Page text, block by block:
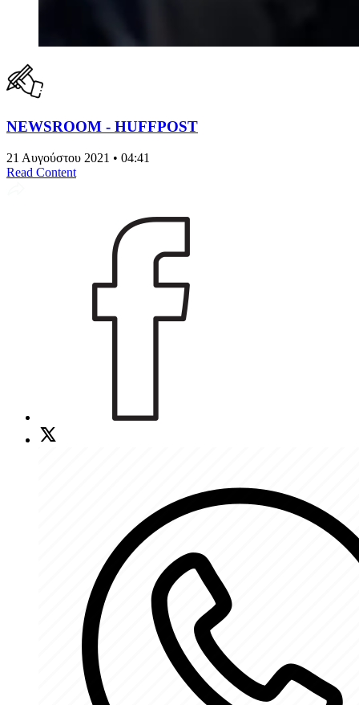
NEWSROOM - HUFFPOST
21 Αυγούστου 2021 • 04:41
Read Content